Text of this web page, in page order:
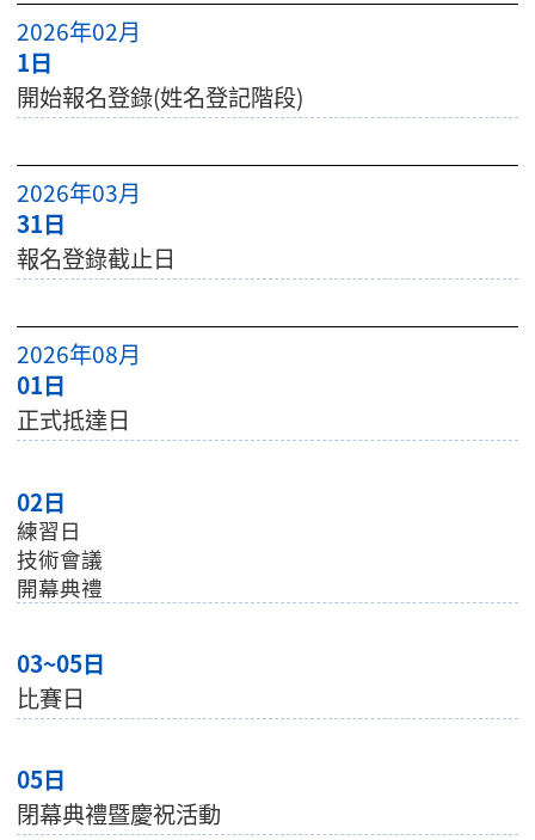
2026年02月
1日
開始報名登錄(姓名登記階段)
2026年03月
31日
報名登錄截止日
2026年08月
01日
正式抵達日
02日
練習日
技術會議
開幕典禮
03~05日
比賽日
05日
閉幕典禮暨慶祝活動